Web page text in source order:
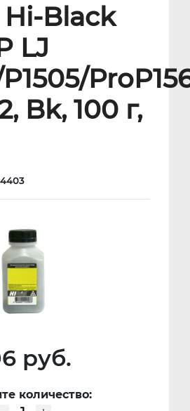
Black
LJ
Bk, 100 г,
руб.
количество: